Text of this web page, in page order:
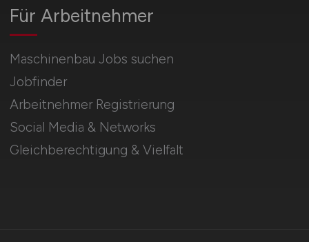
Für Arbeitnehmer
Maschinenbau Jobs suchen
Jobfinder
Arbeitnehmer Registrierung
Social Media & Networks
Gleichberechtigung & Vielfalt